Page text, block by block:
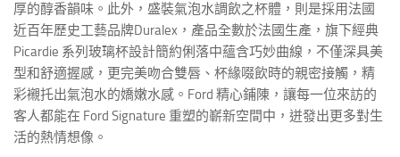
厚的醇香韻味。此外，盛裝氣泡水調飲之杯體，則是採用法國
近百年歷史工藝品牌Duralex，產品全數於法國生產，旗下經典
Picardie 系列玻璃杯設計簡約俐落中蘊含巧妙曲線，不僅深具美
型和舒適握感，更完美吻合雙唇、杯緣啜飲時的親密接觸，精
彩襯托出氣泡水的嬌嫩水感。Ford 精心鋪陳，讓每一位來訪的
客人都能在 Ford Signature 重塑的嶄新空間中，迸發出更多對生
活的熱情想像。